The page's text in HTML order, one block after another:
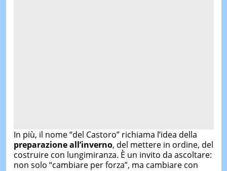
In più, il nome “del Castoro” richiama l’idea della
preparazione all’inverno, del mettere in ordine, del
costruire con lungimiranza. È un invito da ascoltare:
non solo “cambiare per forza”, ma cambiare con